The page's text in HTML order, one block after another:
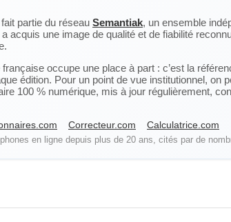
fait partie du réseau Semantiak, un ensemble
acquis une image de qualité et de fiabilité
française occupe une place à part : c’est la
édition. Pour un point de vue institutionnel, on
100 % numérique, mis à jour régulièrement,
Correcteur.com Calculatrice.com
en ligne depuis plus de 20 ans, cités par de